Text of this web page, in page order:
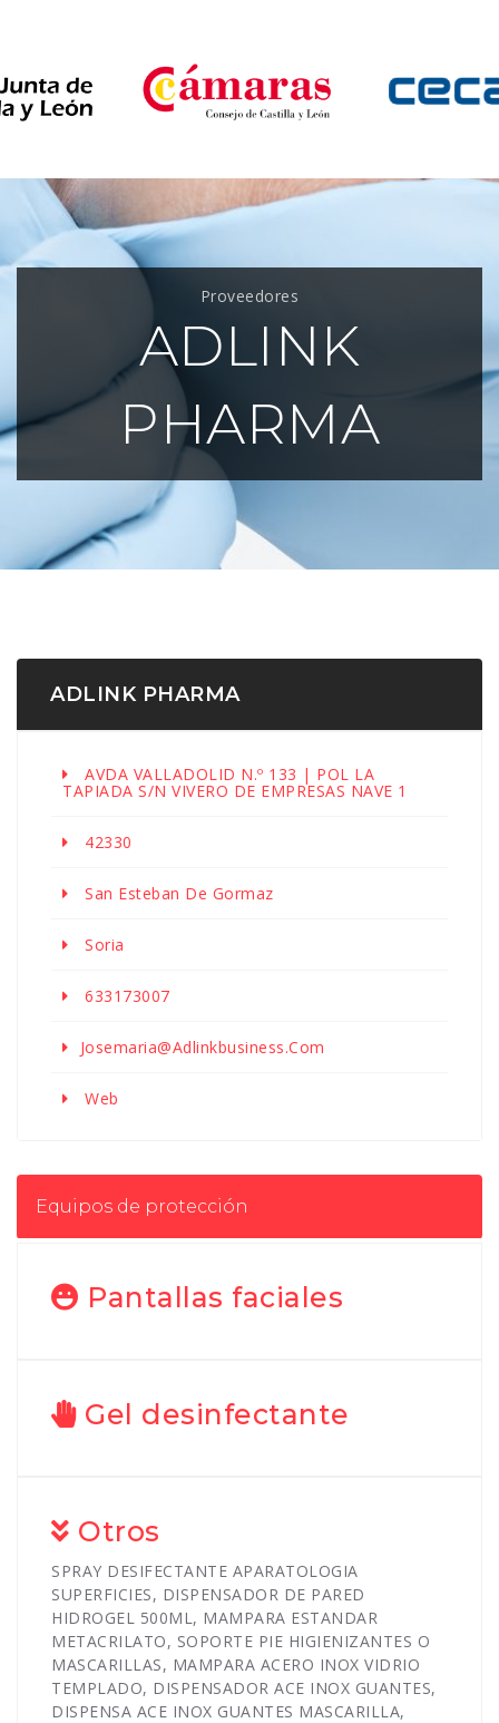
Proveedores
ADLINK
PHARMA
ADLINK PHARMA
AVDA VALLADOLID N.º 133 | POL LA
TAPIADA S/N VIVERO DE EMPRESAS NAVE 1
42330
San Esteban De Gormaz
Soria
633173007
Josemaria@adlinkbusiness.com
Web
Equipos de protección
Pantallas faciales
Gel desinfectante
Otros
SPRAY DESIFECTANTE APARATOLOGIA
SUPERFICIES, DISPENSADOR DE PARED
HIDROGEL 500ML, MAMPARA ESTANDAR
METACRILATO, SOPORTE PIE HIGIENIZANTES O
MASCARILLAS, MAMPARA ACERO INOX VIDRIO
TEMPLADO, DISPENSADOR ACE INOX GUANTES,
DISPENSA ACE INOX GUANTES MASCARILLA,